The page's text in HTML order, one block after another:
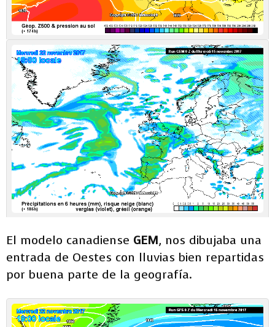
El modelo canadiense GEM, nos dibujaba una
entrada de Oestes con lluvias bien repartidas
por buena parte de la geografía.